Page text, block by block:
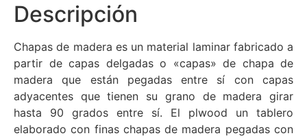
Descripción
Chapas de madera es un material laminar fabricado a
partir de capas delgadas o «capas» de chapa de
madera que están pegadas entre sí con capas
adyacentes que tienen su grano de madera girar
hasta 90 grados entre sí. El plwood un tablero
elaborado con finas chapas de madera pegadas con